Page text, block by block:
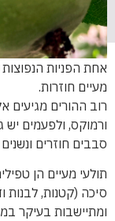
אחת הפניות הנפוצות
מעיים חוזרות.
רוב ההורים מגיעים
ורמוקס, ולפעמים
סבבים חוזרים
תולעי מעיים הן
סיכה (קטנות, לבנות
ומתיישבות בעיקר